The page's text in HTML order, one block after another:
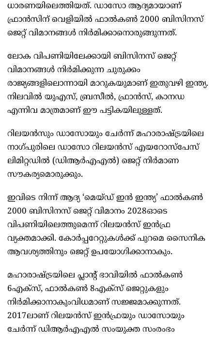
ധാരണയിലെത്തിയത്. ഡാസോ ആദ്യമായാണ്
ഫ്രാൻസിന് വെളിയിൽ ഫാൽകൺ 2000 ബിസിനസ്
ജെറ്റ് വിമാനങ്ങൾ നിർമിക്കാനൊരുങ്ങുന്നത്.
ലോക വിപണിയിലേക്കായി ബിസിനസ് ജെറ്റ്
വിമാനങ്ങൾ നിർമിക്കുന്ന ചുരുക്കം
രാജ്യങ്ങളിലൊന്നായി മാറുകയുമാണ് ഇതുവഴി ഇന്ത്യ.
നിലവിൽ യുഎസ്, ബ്രസീൽ, ഫ്രാൻസ്, കാനഡ
എന്നിവ മാത്രമാണ് ഈ പട്ടികയിലുള്ളത്.
റിലയൻസും ഡാസോയും ചേർന്ന് മഹാരാഷ്ട്രയിലെ
നാഗ്പുരിലെ ഡാസോ റിലയൻസ് എയറോസ്പേസ്
ലിമിറ്റഡിൽ (ഡിആർഎഎൽ) ജെറ്റ് നിർമാണ
സൗകര്യമൊരുക്കും.
ഇവിടെ നിന്ന് ആദ്യ ‘മെയ്ഡ് ഇൻ ഇന്ത്യ’ ഫാൽകൺ
2000 ബിസിനസ് ജെറ്റ് വിമാനം 2028ഓടെ
വിപണിയിലെത്തുമെന്ന് റിലയൻസ് ഇൻഫ്ര
വ്യക്തമാക്കി. കോർപ്പറേറ്റുകൾക്ക് പുറമെ സൈനിക
ആവശ്യത്തിനും ജെറ്റ് ഉപയോഗിക്കാനാകും.
മഹാരാഷ്ട്രയിലെ പ്ലാന്റ് ഭാവിയിൽ ഫാൽകൺ
6എക്സ്, ഫാൽകൺ 8എക്സ് ജെറ്റുകളും
നിർമിക്കാനാകുംവിധമാണ് സജ്ജമാക്കുന്നത്.
2017ലാണ് റിലയൻസ് ഇൻഫ്രയും ഡാസോയും
ചേർന്ന് ഡിആർഎഎൽ സംയുക്ത സംരംഭം